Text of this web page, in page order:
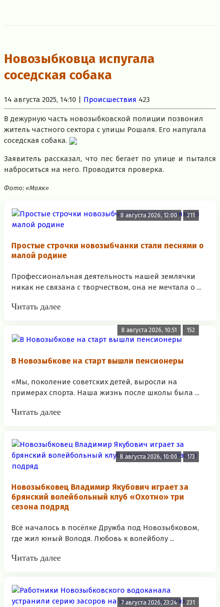
Новозыбковца испугала
соседская собака
14 августа 2025, 14:10 | Происшествия 423
В дежурную часть новозыбковской полиции позвонил
житель частного сектора с улицы Рошаля. Его напугала
соседская собака.
Заявитель рассказал, что пес бегает по улице и пытался
наброситься на него. Проводится проверка.
Фото: «Маяк»
8 августа 2026, 12:00 211
Простые строчки новозыбчанки стали песнями о
малой родине
Профессиональная деятельность нашей землячки
никак не связана с творчеством, она не мечтала о ...
Читать далее
8 августа 2026, 10:51 152
В Новозыбкове на старт вышли пенсионеры
«Мы, поколение советских детей, выросли на
примерах спорта. Наша жизнь после школы была ...
Читать далее
8 августа 2026, 10:00 173
Новозыбковец Владимир Якубович играет за
брянский волейбольный клуб «Охотно» три
сезона подряд
Всё началось в посёлке Дружба под Новозыбковом,
где жил юный Володя. Любовь к волейболу ...
Читать далее
7 августа 2026, 23:24 231